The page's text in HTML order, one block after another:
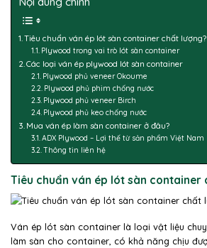
Tiêu chuẩn ván ép lót sàn container chất lượng?
Plywood trong vai trò lót sàn container
Các loại ván ép plywood lót sàn container
Plywood phủ veneer Okoume
Plywood phủ phim chống nước
Plywood phủ veneer Birch
Plywood phủ keo chống nước
Mua ván ép làm sàn container ở đâu?
ADX Plywood – Lợi thế từ sản phẩm Việt Nam
Thông tin liên hệ
Tiêu chuẩn ván ép lót sàn container
Ván ép lót sàn container là loại vật liệu
làm sàn cho container, có khả năng chịu